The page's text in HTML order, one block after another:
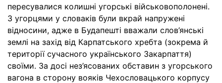
пересувалися колишні угорські військовополонені.
З угорцями у словаків були вкрай напружені
відносини, адже в Будапешті вважали слов’янські
землі на захід від Карпатського хребта (зокрема й
території сучасного українського Закарпаття)
своїми. За досі нез’ясованих обставин з угорського
вагона в сторону вояків Чехословацького корпусу